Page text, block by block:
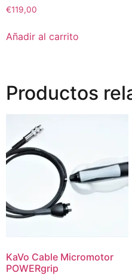
€119,00
Añadir al carrito
Productos
KaVo Cable Micromotor
POWERgrip